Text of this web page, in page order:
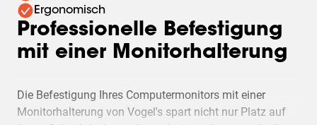
Ergonomisch
Professionelle Befestigung
mit einer Monitorhalterung
Die Befestigung Ihres Computermonitors mit einer
Monitorhalterung von Vogel's spart nicht nur Platz auf